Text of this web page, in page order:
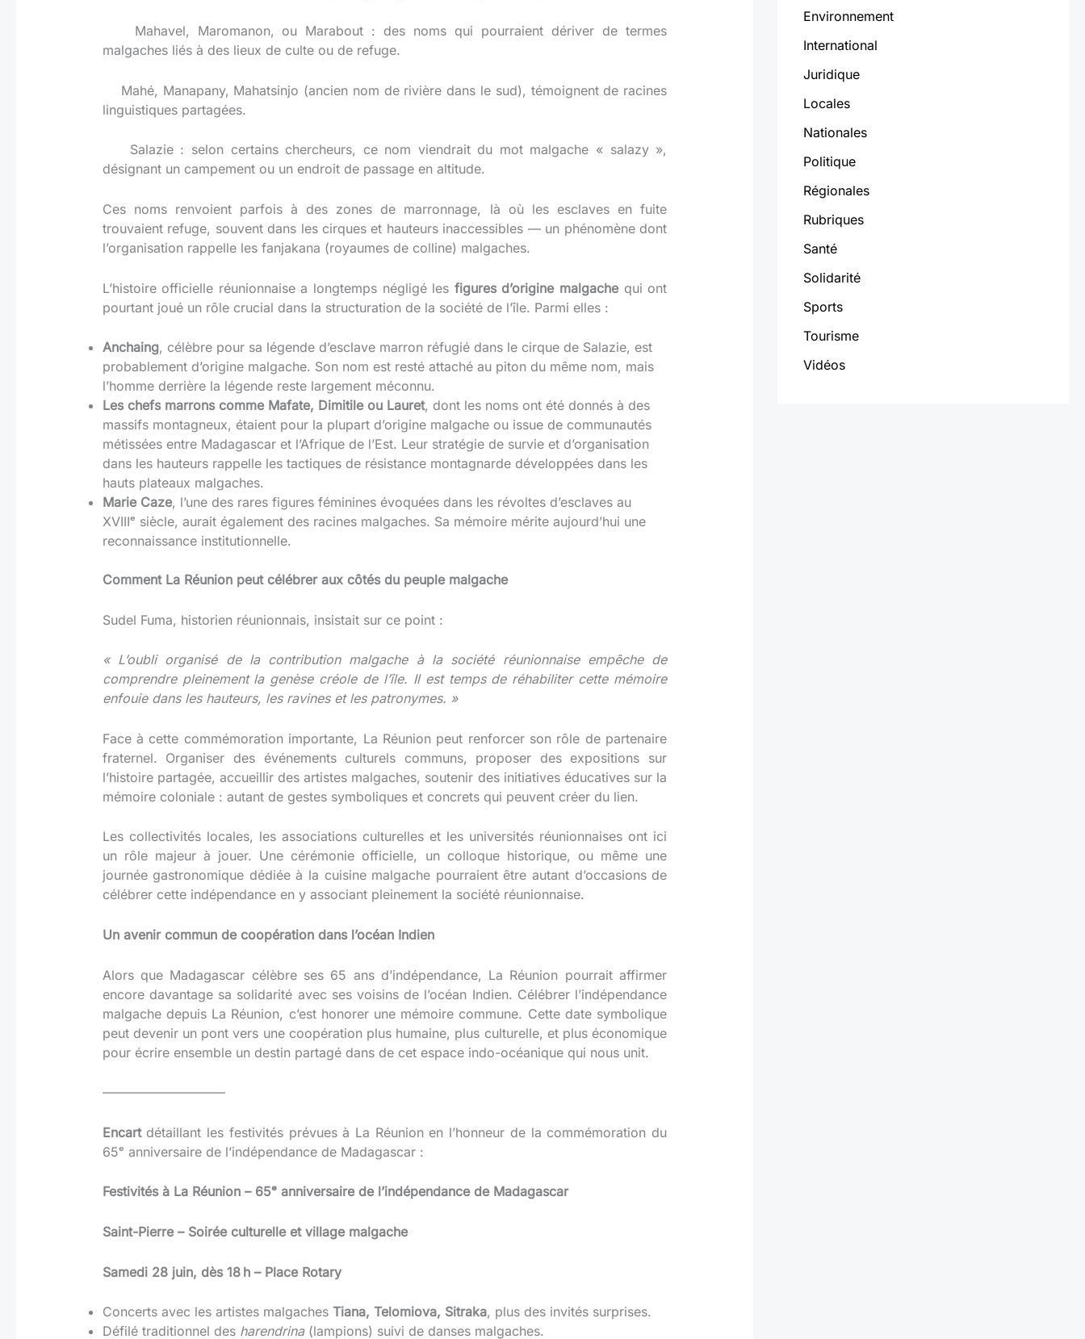
Mahavel, Maromanon, ou Marabout : des noms qui pourraient dériver de termes
malgaches liés à des lieux de culte ou de refuge.
Mahé, Manapany, Mahatsinjo (ancien nom de rivière dans le sud), témoignent de racines
linguistiques partagées.
Salazie : selon certains chercheurs, ce nom viendrait du mot malgache « salazy »,
désignant un campement ou un endroit de passage en altitude.
Ces noms renvoient parfois à des zones de marronnage, là où les esclaves en fuite
trouvaient refuge, souvent dans les cirques et hauteurs inaccessibles — un phénomène dont
l’organisation rappelle les fanjakana (royaumes de colline) malgaches.
L’histoire officielle réunionnaise a longtemps négligé les figures d’origine malgachequi ont
pourtant joué un rôle crucial dans la structuration de la société de l’île. Parmi elles :
Anchaing, célèbre pour sa légende d’esclave marron réfugié dans le cirque de Salazie, est
probablement d’origine malgache. Son nom est resté attaché au piton du même nom, mais
l’homme derrière la légende reste largement méconnu.
Les chefs marrons comme Mafate, Dimitile ou Lauret, dont les noms ont été donnés à des
massifs montagneux, étaient pour la plupart d’origine malgache ou issue de communautés
métissées entre Madagascar et l’Afrique de l’Est. Leur stratégie de survie et d’organisation
dans les hauteurs rappelle les tactiques de résistance montagnarde développées dans les
hauts plateaux malgaches.
Marie Caze, l’une des rares figures féminines évoquées dans les révoltes d’esclaves au
XVIIIᵉ siècle, aurait également des racines malgaches. Sa mémoire mérite aujourd’hui une
reconnaissance institutionnelle.
Comment La Réunion peut célébrer aux côtés du peuple malgache
Sudel Fuma, historien réunionnais, insistait sur ce point :
« L’oubli organisé de la contribution malgache à la société réunionnaise empêche de
comprendre pleinement la genèse créole de l’île. Il est temps de réhabiliter cette mémoire
enfouie dans les hauteurs, les ravines et les patronymes. »
Face à cette commémoration importante, La Réunion peut renforcer son rôle de partenaire
fraternel. Organiser des événements culturels communs, proposer des expositions sur
l’histoire partagée, accueillir des artistes malgaches, soutenir des initiatives éducatives sur la
mémoire coloniale : autant de gestes symboliques et concrets qui peuvent créer du lien.
Les collectivités locales, les associations culturelles et les universités réunionnaises ont ici
un rôle majeur à jouer. Une cérémonie officielle, un colloque historique, ou même une
journée gastronomique dédiée à la cuisine malgache pourraient être autant d’occasions de
célébrer cette indépendance en y associant pleinement la société réunionnaise.
Un avenir commun de coopération dans l’océan Indien
Alors que Madagascar célèbre ses 65 ans d’indépendance, La Réunion pourrait affirmer
encore davantage sa solidarité avec ses voisins de l’océan Indien. Célébrer l’indépendance
malgache depuis La Réunion, c’est honorer une mémoire commune. Cette date symbolique
peut devenir un pont vers une coopération plus humaine, plus culturelle, et plus économique
pour écrire ensemble un destin partagé dans de cet espace indo-océanique qui nous unit.
—————————–
Encartdétaillant les festivités prévues à La Réunion en l’honneur de la commémoration du
65ᵉ anniversaire de l’indépendance de Madagascar :
Festivités à La Réunion – 65ᵉ anniversaire de l’indépendance de Madagascar
Saint-Pierre – Soirée culturelle et village malgache
Samedi 28 juin, dès 18 h – Place Rotary
Concerts avec les artistes malgaches Tiana, Telomiova, Sitraka, plus des invités surprises.
Défilé traditionnel des harendrina(lampions) suivi de danses malgaches.
Environnement
International
Juridique
Locales
Nationales
Politique
Régionales
Rubriques
Santé
Solidarité
Sports
Tourisme
Vidéos